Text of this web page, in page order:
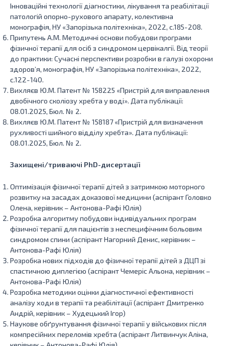
Інноваційні технології діагностики, лікування та реабілітації
патологій опорно-рухового апарату, колективна
монографія, НУ «Запорізька політехніка», 2022, с.185-208.
Припутень А.М. Методичні основи побудови програми
фізичної терапії для осіб з синдромом цервікалгії. Від теорії
до практики: Сучасні перспективи розробки в галузі охорони
здоров’я, монографія, НУ «Запорізька політехніка», 2022,
с.122-140.
Вихляєв Ю.М. Патент № 158225 «Пристрій для виправлення
двобічного сколіозу хребта у воді». Дата публікації:
08.01.2025, Бюл. № 2.
Вихляєв Ю.М. Патент № 158187 «Пристрій для визначення
рухливості шийного відділу хребта». Дата публікації:
08.01.2025, Бюл. № 2.
Захищені/триваючі PhD-дисертації
Оптимізація фізичної терапії дітей з затримкою моторного
розвитку на засадах доказової медицини (аспірант Головко
Олена, керівник – Антонова-Рафі Юлія)
Розробка алгоритму побудови індивідуальних програм
фізичної терапії для пацієнтів з неспецифічним больовим
синдромом спини (аспірант Нагорний Денис, керівник –
Антонова-Рафі Юлія)
Розробка нових підходів до фізичної терапії дітей з ДЦП зі
спастичною диплегією (аспірант Чемеріс Альона, керівник –
Антонова-Рафі Юлія)
Розробка методики оцінки діагностичної ефективності
аналізу ходи в терапії та реабілітації (аспірант Дмитренко
Андрій, керівник – Худецький Ігор)
Наукове обґрунтування фізичної терапії у військових після
компресійних переломів хребта (аспірант Литвинчук Аліна,